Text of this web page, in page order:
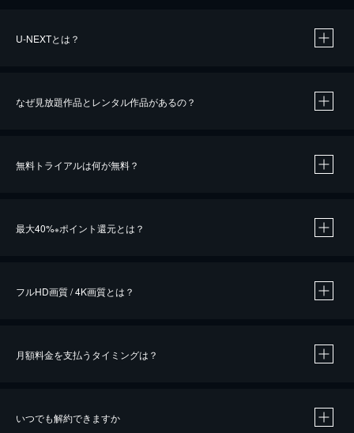
U-NEXTとは？
なぜ見放題作品とレンタル作品があるの？
無料トライアルは何が無料？
最大40%※ポイント還元とは？
※40％ポイント還元の対象は、クレジットカード決済による作品の購入 / レンタルです。
フルHD画質 / 4K画質とは？
月額料金を支払うタイミングは？
いつでも解約できますか